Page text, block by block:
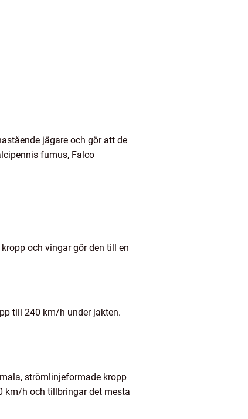
jägare och gör att de
fumus, Falco
och vingar gör den till en
till 240 km/h under jakten.
strömlinjeformade kropp
km/h och tillbringar det mesta